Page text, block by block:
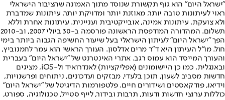
"ישראל היום" הוא גוף תקשורת שנוסד מתוך האמונה שהציבור הישראלי
ראוי לעיתונות טובה יותר, מאוזנת יותר ומדויקת יותר. עיתונות שמדברת
ולא צועקת. עיתונות אמינה, אובייקטיבית ועניינית. עיתונות אחרת וללא
תשלום. המהדורה המודפסת הראשונה פורסמה ב-30 ביולי 2007, וב-2010
הפך "ישראל היום" לעיתון הישראלי בעל שיעור החשיפה הגבוה ביותר בימי
חול. מו"ל העיתון היא ד"ר מרים אדלסון. העורך הראשי הוא עמר לחמנוביץ,
והעורך המייסד הוא עמוס רגב. אתרי האינטרנט של "ישראל היום" בעברית
ובאנגלית, כמו כן היישומונים (אפליקציות) לאנדרואיד ול-iOS, מציגים
חדשות מסביב לשעון, תוכן בלעדי, מבזקים ועדכונים, ניתוחים ופרשנויות,
וידיאו, פודקאסטים ושידורים חיים. פלטפורמות הדיגיטל של "ישראל היום"
כוללות ערוצי חדשות ודעות, תרבות ובידור, לייף סטייל, טכנולוגיה, ספורט,